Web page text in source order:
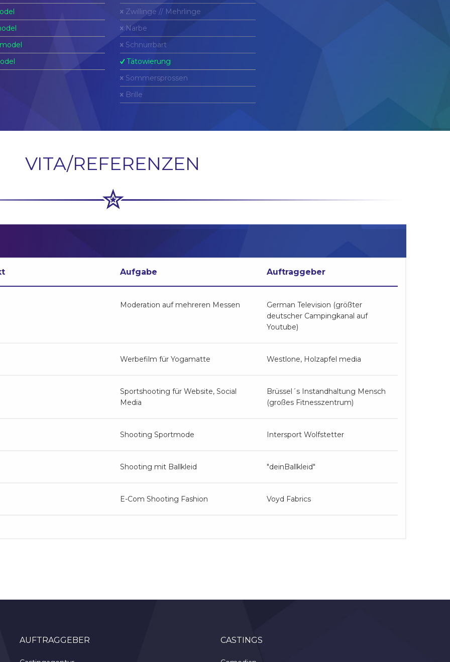
Zwillinge // Mehrlinge
Narbe
Schnurrbart
Tätowierung
Sommersprossen
Brille
VITA/REFERENZEN
Aufgabe Auftraggeber
Moderation auf mehreren Messen
German Television (größter
deutscher Campingkanal auf
Youtube)
Werbefilm für Yogamatte Westlone, Holzapfel media
Sportshooting für Website, Social
Media
Brüssel´s Instandhaltung Mensch
(großes Fitnesszentrum)
Shooting Sportmode Intersport Wolfstetter
Shooting mit Ballkleid "deinBallkleid"
E-Com Shooting Fashion Voyd Fabrics
AUFTRAGGEBER CASTINGS